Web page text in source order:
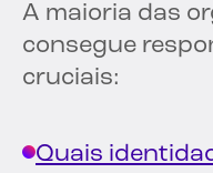
A maioria das
consegue
cruciais:
Quais